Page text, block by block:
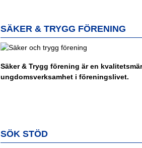
SÄKER & TRYGG FÖRENING
Säker & Trygg förening är en
ungdomsverksamhet i föreningslivet.
SÖK STÖD